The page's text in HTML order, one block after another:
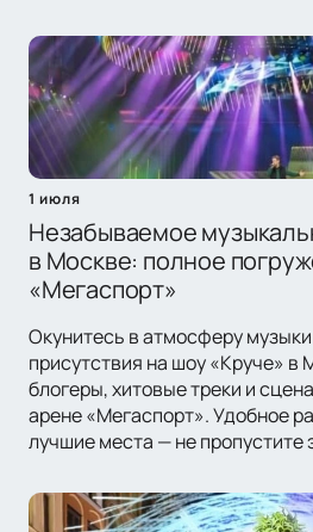
1 июля
Незабываемое
в Москве: полное
«Мегаспорт»
Окунитесь в атмосферу
присутствия на шоу «Круче» в
блогеры, хитовые треки и
арене «Мегаспорт». Удобное
лучшие места — не пропустите